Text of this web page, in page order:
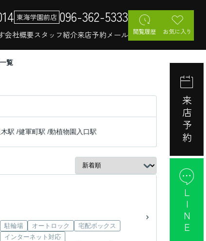
東海学園前店 096-362-5333
会社概要スタッフ紹介来店予約メール 閲覧履歴 お気に入り
覧
駅 /健軍町駅 /動植物園入口駅
駐輪場 オートロック
宅配ボックス
インターネット対応
来店予約
LINE